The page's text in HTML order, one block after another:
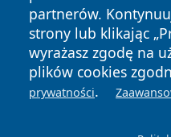
partnerów.
strony lub klikając
wyrażasz zgodę na
plików cookies
prywatności.
zastrzeżone.
News Autorzy